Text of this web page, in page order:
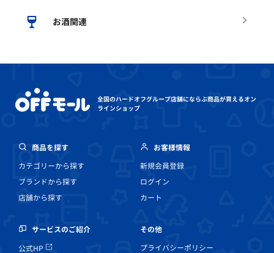
お酒関連
全国のハードオフグループ店舗にならぶ商品が買えるオン
ラインショップ
商品を探す
カテゴリーから探す
ブランドから探す
店舗から探す
お客様情報
新規会員登録
ログイン
カート
サービスのご紹介
公式HP
その他
プライバシーポリシー